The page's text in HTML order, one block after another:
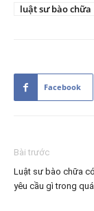
luật sư bào chữa
Facebook
Bài trước
Luật sư bào chữa
yêu cầu gì trong